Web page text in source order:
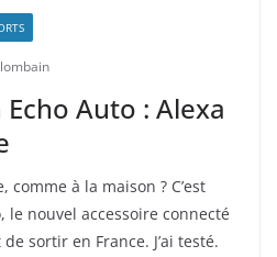
Auto : Alexa
comme à la maison ? C’est
le nouvel accessoire connecté
sortir en France. J’ai testé.